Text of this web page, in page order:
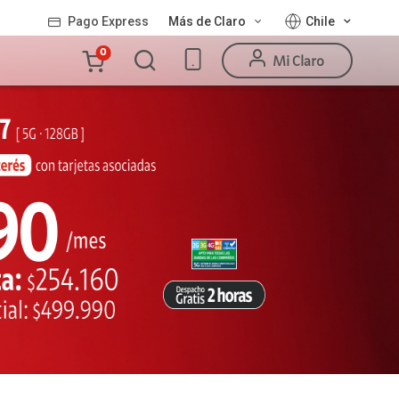
Pago Express Más de Claro Chile
Mi Claro
Carro
la
0